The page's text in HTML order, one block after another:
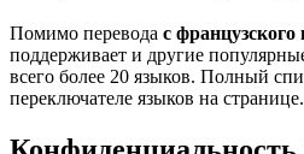
Помимо перевода с
поддерживает и другие
всего более 20 языков. Полный
переключателе языков на странице.